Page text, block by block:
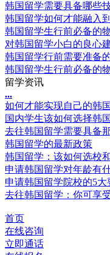
韩国留学需要具备哪些
韩国留学如何才能融入
韩国留学生行前必备的
对韩国留学小白的良心
韩国留学行前需要准备
韩国留学生行前必备的
留学资讯
...
如何才能实现自己的韩
国内学生该如何选择韩
去往韩国留学需要具备
韩国留学的最新政策
韩国留学：该如何选校
申请韩国留学对年龄有
申请韩国留学院校的5大
去往韩国留学：你可享
首页
在线咨询
立即通话